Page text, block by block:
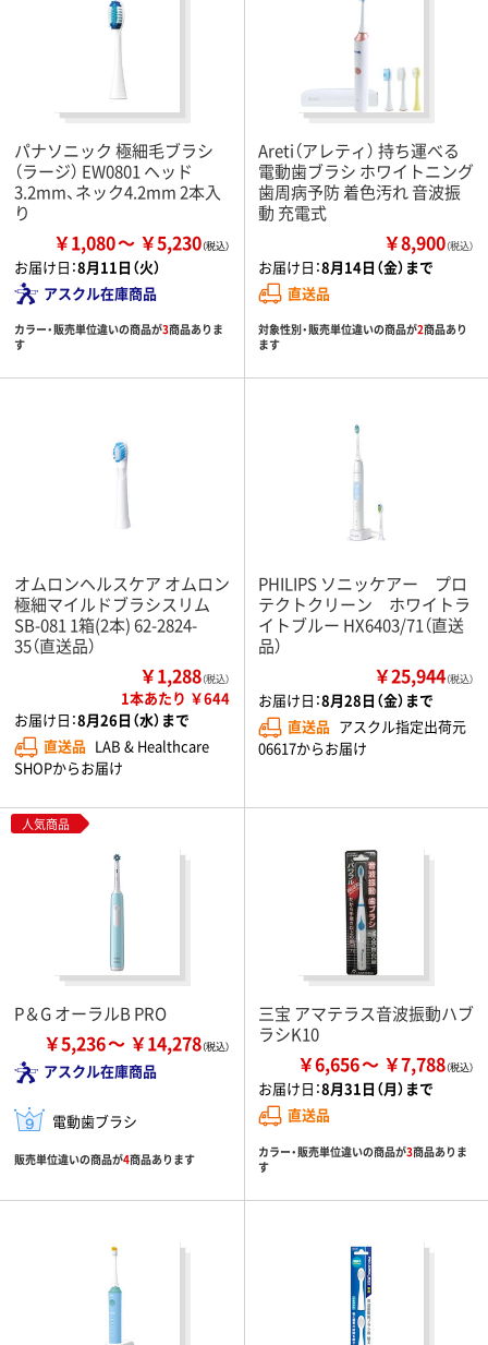
パナソニック 極細毛ブラシ
（ラージ） EW0801 ヘッド
3.2mm、ネック4.2mm 2本入
り
￥1,080 ￥5,230
お届け日：8月11日（火）
アスクル在庫商品
カラー・販売単位違いの商品が3商品ありま
す
Areti（アレティ） 持ち運べる
電動歯ブラシ ホワイトニング
歯周病予防 着色汚れ 音波振
動 充電式
￥8,900（税込）
お届け日：8月14日（金）まで
直送品
対象性別・販売単位違いの商品が2商品あり
ます
オムロンヘルスケア オムロン
極細マイルドブラシスリム
SB-081 1箱(2本) 62-2824-
35（直送品）
￥1,288（税込）
1本あたり ￥644
お届け日：8月26日（水）まで
直送品 LAB & Healthcare
SHOPからお届け
PHILIPS ソニッケアー プロ
テクトクリーン ホワイトラ
イトブルー HX6403/71（直送
品）
￥25,944（税込）
お届け日：8月28日（金）まで
直送品 アスクル指定出荷元
06617からお届け
人気商品
P＆G オーラルB PRO
￥5,236 ￥14,278
アスクル在庫商品
電動歯ブラシ
販売単位違いの商品が4商品あります
三宝 アマテラス音波振動ハブ
ラシK10
￥6,656 ￥7,788
お届け日：8月31日（月）まで
直送品
カラー・販売単位違いの商品が3商品ありま
す